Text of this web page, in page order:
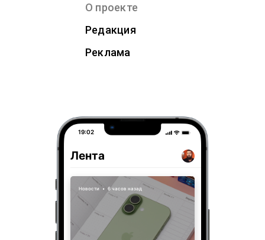
О проекте
Редакция
Реклама
19:02
Лента
Новости • 6 часов назад